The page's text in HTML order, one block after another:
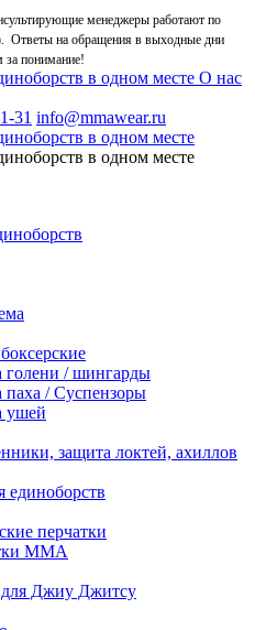
менеджеры работают по
на обращения в выходные дни
за понимание!
О нас
31 info@mmawear.ru
голени / шингарды
паха / Суспензоры
ушей
защита локтей, ахиллов
единоборств
перчатки
ММА
Джиу Джитсу